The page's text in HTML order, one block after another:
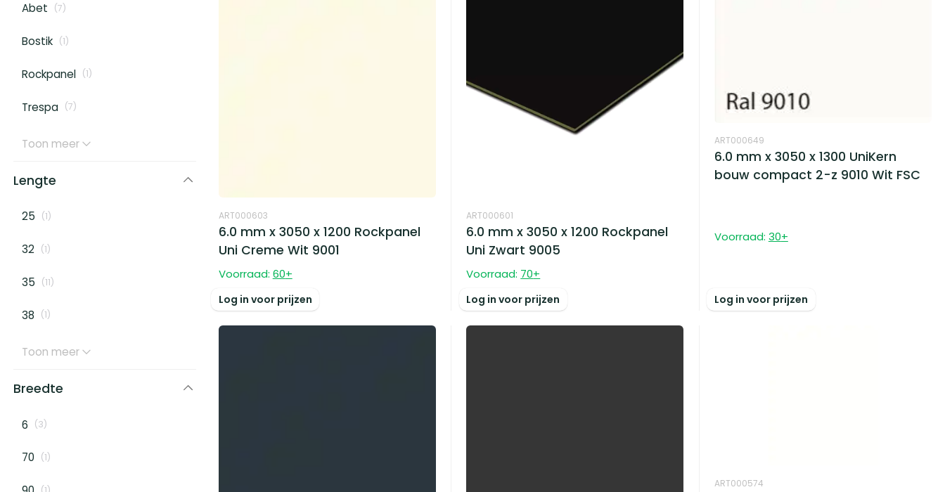
ART000603
6.0 mm x 3050 x 1200 Rockpanel
Uni Creme Wit 9001
Voorraad: 60+
Log in voor prijzen
ART000601
6.0 mm x 3050 x 1200 Rockpanel
Uni Zwart 9005
Voorraad: 70+
Log in voor prijzen
ART000649
6.0 mm x 3050 x 1300 UniKern
bouw compact 2-z 9010 Wit FSC
Voorraad: 30+
Log in voor prijzen
ART000574
Abet (7)
Bostik (1)
Rockpanel (1)
Trespa (7)
Toon meer
Lengte
25 (1)
32 (1)
35 (11)
38 (1)
Toon meer
Breedte
6 (3)
70 (1)